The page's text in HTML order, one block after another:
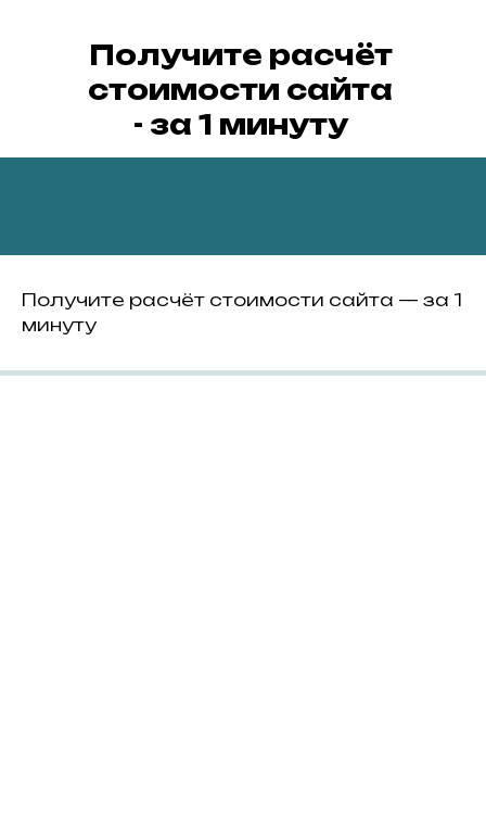
Получите расчёт
стоимости сайта
- за 1 минуту
Получите расчёт стоимости сайта — за 1
минуту